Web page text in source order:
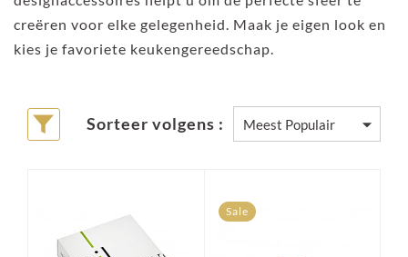
creëren voor elke gelegenheid. Maak je eigen look en
kies je favoriete keukengereedschap.
Sorteer volgens :
Sale